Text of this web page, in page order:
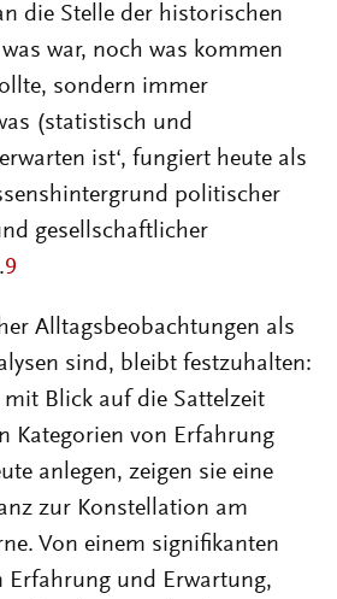
die Stelle der historischen
war, noch was kommen
sondern immer
(statistisch und
ist‘, fungiert heute als
politischer
gesellschaftlicher
9
Alltagsbeobachtungen als
sind, bleibt festzuhalten:
Blick auf die Sattelzeit
Kategorien von Erfahrung
anlegen, zeigen sie eine
zur Konstellation am
Von einem signifikanten
Erfahrung und Erwartung,